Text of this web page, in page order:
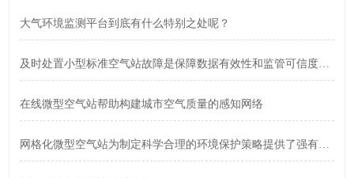
大气环境监测平台到底有什么特别之处呢？
及时处置小型标准空气站故障是保障数据有效性和监管可信度的关键
在线微型空气站帮助构建城市空气质量的感知网络
网格化微型空气站为制定科学合理的环境保护策略提供了强有力的支持